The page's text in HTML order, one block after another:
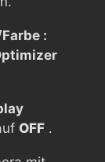
:
OFF .